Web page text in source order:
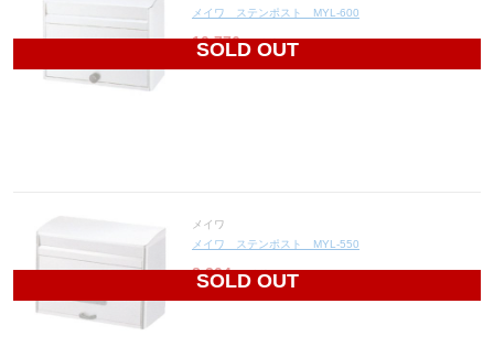
SOLD OUT
メイワ ステンポスト MYL-600
10,776円(税込11,854円)
SOLD OUT
メイワ
メイワ ステンポスト MYL-550
8,304 円(税込9,134円)